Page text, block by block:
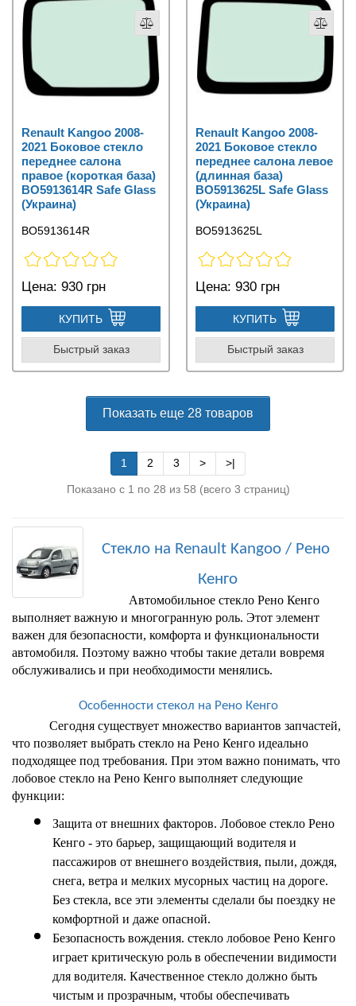
Renault Kangoo 2008-
2021 Боковое стекло
переднее салона
правое (короткая база)
BO5913614R Safe Glass
(Украина)
BO5913614R
Цена: 930 грн
КУПИТЬ
Быстрый заказ
Renault Kangoo 2008-
2021 Боковое стекло
переднее салона левое
(длинная база)
BO5913625L Safe Glass
(Украина)
BO5913625L
Цена: 930 грн
КУПИТЬ
Быстрый заказ
Показать еще 28 товаров
1 2 3 > >|
Показано с 1 по 28 из 58 (всего 3 страниц)
Стекло на Renault Kangoo / Рено
Кенго
Автомобильное
выполняет важную и многогранную роль. Этот элемент
важен для безопасности, комфорта и функциональности
автомобиля. Поэтому важно чтобы такие детали вовремя
обслуживались и при необходимости менялись.
Особенности стекол на Рено Кенго
Сегодня существует множество вариантов запчастей,
что позволяет выбрать стекло на Рено Кенго идеально
лобовое стекло на Рено Кенго выполняет следующие
функции:
Защита от внешних факторов. Лобовое стекло Рено
Кенго - это барьер, защищающий водителя и
пассажиров от внешнего воздействия, пыли, дождя,
снега, ветра и мелких мусорных частиц на дороге.
Без стекла, все эти элементы сделали бы поездку не
комфортной и даже опасной.
Безопасность вождения.
играет критическую роль в обеспечении видимости
для водителя. Качественное стекло должно быть
чистым и прозрачным, чтобы обеспечивать